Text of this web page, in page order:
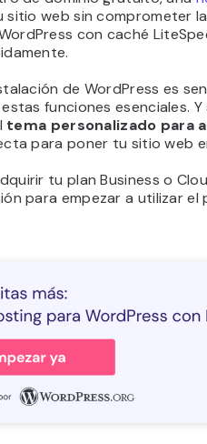
sitio web sin comprometer
con caché
de WordPress es
funciones esenciales. Y
tema personalizado para
para poner tu sitio web
tu plan Business o
para empezar a utilizar el